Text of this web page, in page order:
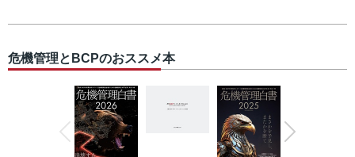
危機管理とBCPのおススメ本